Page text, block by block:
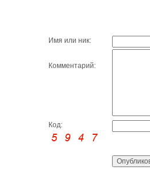
Имя или ник:
Комментарий:
Код: